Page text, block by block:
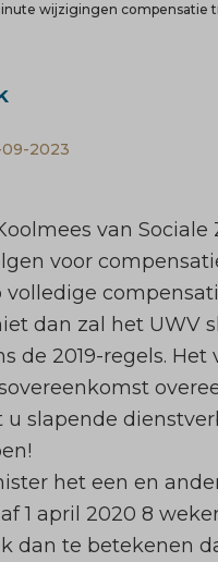
wijzigingen compensatie
2023
van
voor
dan zal het UWV
de 2019-regels.
u slapende
het een en
1 april 2020 8
dan te betekenen